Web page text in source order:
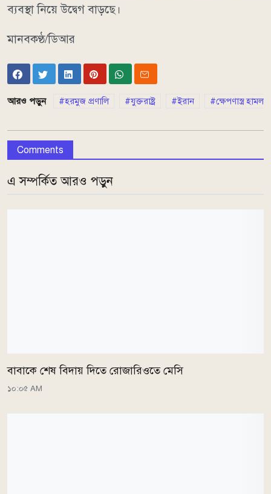
ব্যবস্থা নিয়ে উদ্বেগ বাড়ছে।
মানবকণ্ঠ/ডিআর
আরও পড়ুন হরমুজ প্রণালি যুক্তরাষ্ট্র ইরান ক্ষেপণাস্ত্র হামলা
Comments
এ সম্পর্কিত আরও পড়ুন
বাবাকে শেষ বিদায় দিতে রোজারিওতে মেসি
১০:০৫ AM